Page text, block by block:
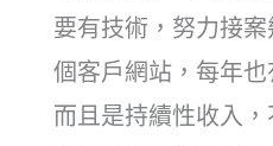
要有技術，努力接
個客戶網站，每年也
而且是持續性收入